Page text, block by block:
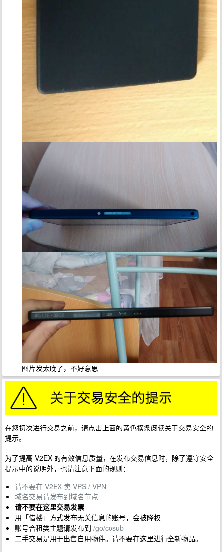
图片发太晚了，不好意思
在您初次进行交易之前，请点击上面的黄色横条阅读关于交易安全的
提示。
为了提高 V2EX 的有效信息质量，在发布交易信息时，除了遵守安全
提示中的说明外，也请注意下面的规则：
请不要在 V2EX 卖 VPS / VPN
域名交易请发布到域名节点
请不要在这里交易发票
用「借楼」方式发布无关信息的账号，会被降权
账号合租类主题请发布到 /go/cosub
二手交易是用于出售自用物件。请不要在这里进行全新物品。